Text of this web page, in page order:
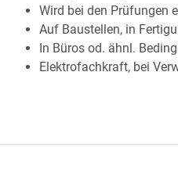
Wird bei den Prüfungen
Auf Baustellen, in
In Büros od. ähnl.
Elektrofachkraft, bei